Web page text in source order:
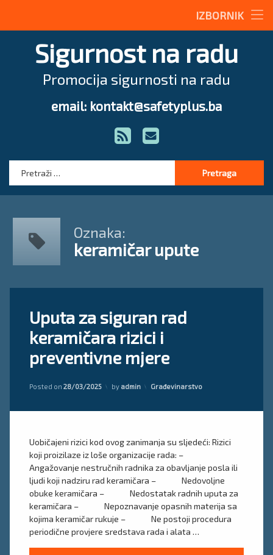
IZBORNIK
Radne upute
Magazin
Stručna pomoć
Sigurnost na radu
Promocija sigurnosti na radu
email: kontakt@safetyplus.ba
RSS E-mail
Oznaka:
keramičar upute
Uputa za siguran rad
keramičara rizici i
preventivne mjere
Posted on 28/03/2025 by admin Kategorije:
Građevinarstvo
Uobičajeni rizici kod ovog zanimanja su sljedeći: Rizici
koji proizilaze iz loše organizacije rada: –
Angažovanje nestručnih radnika za obavljanje posla ili
ljudi koji nadziru rad keramičara – Nedovoljne
obuke keramičara – Nedostatak radnih uputa za
keramičara – Nepoznavanje opasnih materija sa
kojima keramičar rukuje – Ne postoji procedura
periodične provjere sredstava rada i alata …
keramičar
upute
rizika
komentar
on
Uputa
za
siguran
rad
rizici
preventivne